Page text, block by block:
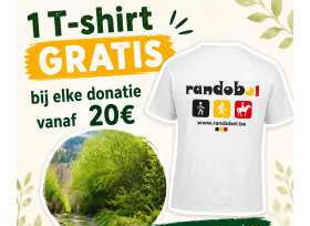
OVER
LEDEN
ZICH AANMELDEN
GRATIS REGISTRATIE
WACHTWOORD VERGETEN